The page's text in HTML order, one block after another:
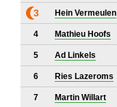
3 Hein Vermeulen
4 Mathieu Hoofs
5 Ad Linkels
6 Ries Lazeroms
7 Martin Willart